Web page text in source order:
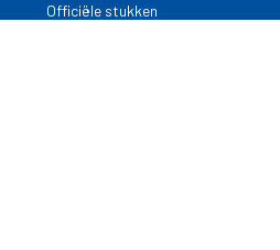
Officiële stukken